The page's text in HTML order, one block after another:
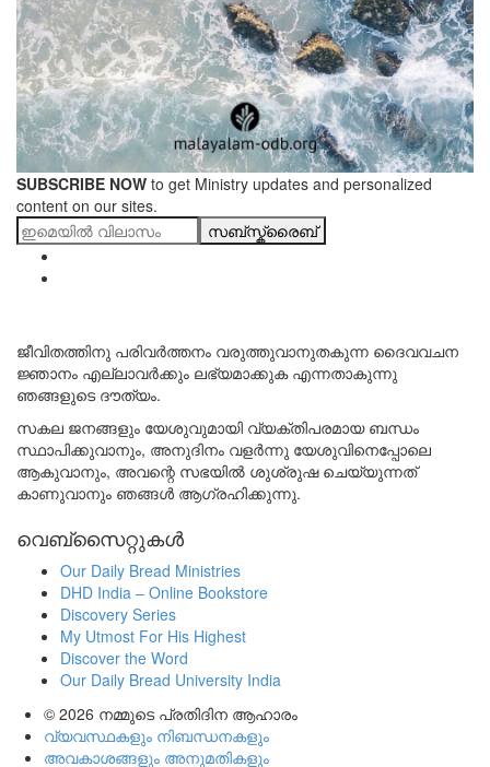
SUBSCRIBE NOW to get Ministry updates and personalized
content on our sites.
സബ്സ്ക്രൈബ്
ജീവിതത്തിനു പരിവർത്തനം വരുത്തുവാനുതകുന്ന ദൈവവചന
ജ്ഞാനം എല്ലാവർക്കും ലഭ്യമാക്കുക എന്നതാകുന്നു
ഞങ്ങളുടെ ദൗത്യം.
സകല ജനങ്ങളും യേശുവുമായി വ്യക്തിപരമായ ബന്ധം
സ്ഥാപിക്കുവാനും, അനുദിനം വളർന്നു യേശുവിനെപ്പോലെ
ആകുവാനും, അവന്റെ സഭയിൽ ശുശ്രുഷ ചെയ്യുന്നത്
കാണുവാനും ഞങ്ങൾ ആഗ്രഹിക്കുന്നു.
വെബ്സൈറ്റുകൾ
Our Daily Bread Ministries
DHD India – Online Bookstore
Discovery Series
My Utmost For His Highest
Discover the Word
Our Daily Bread University India
© 2026 നമ്മുടെ പ്രതിദിന ആഹാരം
വ്യവസ്ഥകളും നിബന്ധനകളും
അവകാശങ്ങളും അനുമതികളും